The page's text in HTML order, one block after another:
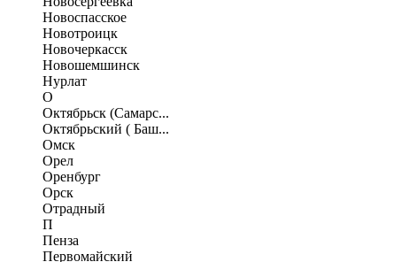
Новоспасское
Новотроицк
Новочеркасск
Новошемшинск
Нурлат
О
Октябрьск (Самарс...
Октябрьский ( Баш...
Омск
Орел
Оренбург
Орск
Отрадный
П
Пенза
Первомайский